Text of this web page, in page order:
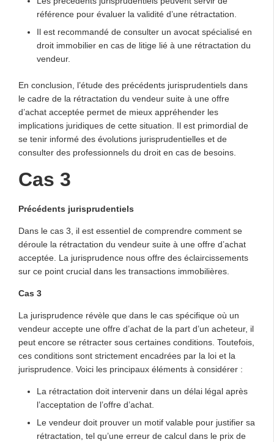
référence pour évaluer la validité d’une rétractation.
Il est recommandé de consulter un avocat spécialisé en
droit immobilier en cas de litige lié à une rétractation du
vendeur.
En conclusion, l’étude des précédents jurisprudentiels dans
le cadre de la rétractation du vendeur suite à une offre
d’achat acceptée permet de mieux appréhender les
implications juridiques de cette situation. Il est primordial de
se tenir informé des évolutions jurisprudentielles et de
consulter des professionnels du droit en cas de besoins.
Cas 3
Précédents jurisprudentiels
Dans le cas 3, il est essentiel de comprendre comment se
déroule la rétractation du vendeur suite à une offre d’achat
acceptée. La jurisprudence nous offre des éclaircissements
sur ce point crucial dans les transactions immobilières.
Cas 3
La jurisprudence révèle que dans le cas spécifique où un
vendeur accepte une offre d’achat de la part d’un acheteur, il
peut encore se rétracter sous certaines conditions. Toutefois,
ces conditions sont strictement encadrées par la loi et la
jurisprudence. Voici les principaux éléments à considérer :
La rétractation doit intervenir dans un délai légal après
l’acceptation de l’offre d’achat.
Le vendeur doit prouver un motif valable pour justifier sa
rétractation, tel qu’une erreur de calcul dans le prix de